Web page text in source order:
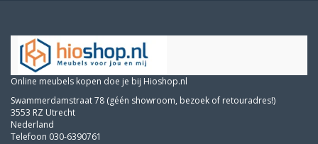
Online meubels kopen doe je bij Hioshop.nl
Swammerdamstraat 78 (géén showroom, bezoek of retouradres!)
3553 RZ Utrecht
Nederland
Telefoon 030-6390761